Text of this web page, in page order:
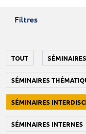
Filtres
TOUT
SÉMINAIRES
SÉMINAIRES
SÉMINAIRES INTERNES